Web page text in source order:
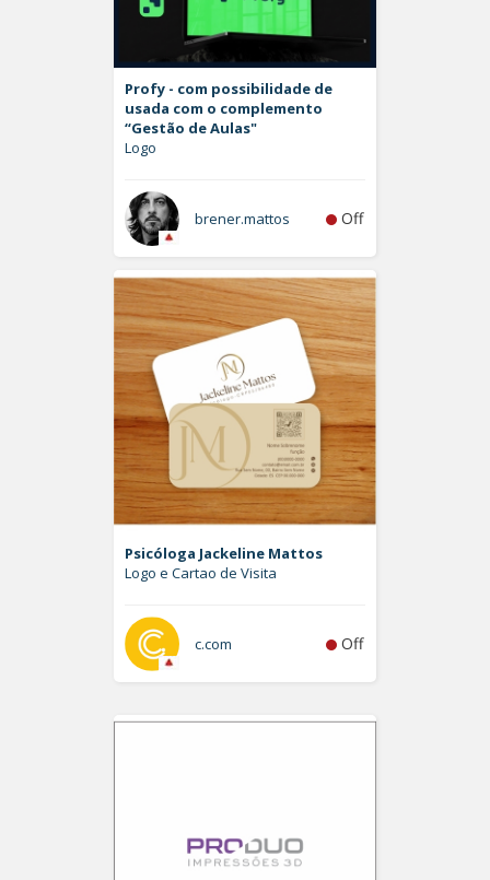
Profy - com possibilidade de
usada com o complemento
“Gestão de Aulas"
Logo
brener.mattos Off
Psicóloga Jackeline Mattos
Logo e Cartao de Visita
c.com Off